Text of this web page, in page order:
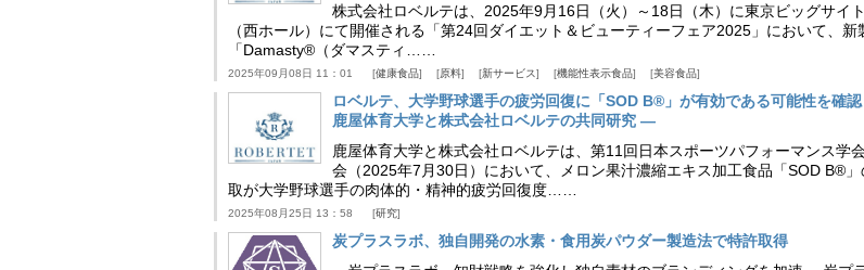
株式会社ロベルテは、2025年9月16日（火）～18日（木）に東京ビッグサイト
（西ホール）にて開催される「第24回ダイエット＆ビューティーフェア2025」において、新
「Damasty®（ダマスティ……
2025年09月08日 11：01 健康食品 原料 新サービス 機能性表示食品 美容食品
ロベルテ、大学野球選手の疲労回復に「SOD B®」が有効である可能性を確
鹿屋体育大学と株式会社ロベルテの共同研究 ―
鹿屋体育大学と株式会社ロベルテは、第11回日本スポーツパフォーマンス学
会（2025年7月30日）において、メロン果汁濃縮エキス加工食品「SOD B®」
取が大学野球選手の肉体的・精神的疲労回復度……
2025年08月25日 13：58 研究
炭プラスラボ、独自開発の水素・食用炭パウダー製造法で特許取得